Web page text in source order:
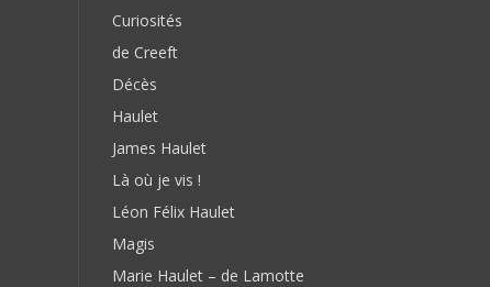
Curiosités
de Creeft
Décès
Haulet
James Haulet
Là où je vis !
Léon Félix Haulet
Magis
Marie Haulet – de Lamotte